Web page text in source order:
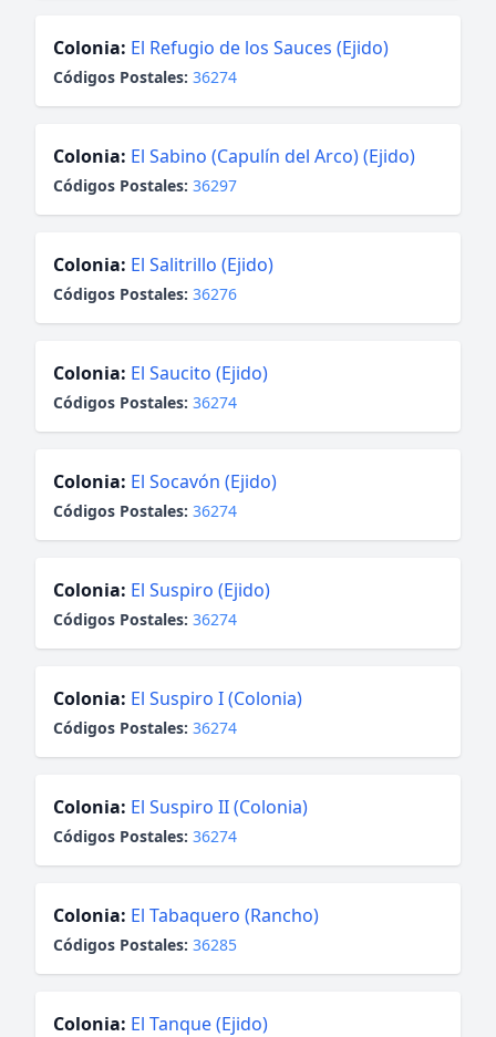
Colonia: El Refugio de los Sauces (Ejido)
Códigos Postales: 36274
Colonia: El Sabino (Capulín del Arco) (Ejido)
Códigos Postales: 36297
Colonia: El Salitrillo (Ejido)
Códigos Postales: 36276
Colonia: El Saucito (Ejido)
Códigos Postales: 36274
Colonia: El Socavón (Ejido)
Códigos Postales: 36274
Colonia: El Suspiro (Ejido)
Códigos Postales: 36274
Colonia: El Suspiro I (Colonia)
Códigos Postales: 36274
Colonia: El Suspiro II (Colonia)
Códigos Postales: 36274
Colonia: El Tabaquero (Rancho)
Códigos Postales: 36285
Colonia: El Tanque (Ejido)